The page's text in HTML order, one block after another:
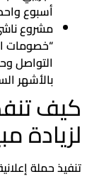
أسبوع
مشروع
“خصومات
التواصل
بالأشهر
كيف
لزيادة
تنفيذ حملة